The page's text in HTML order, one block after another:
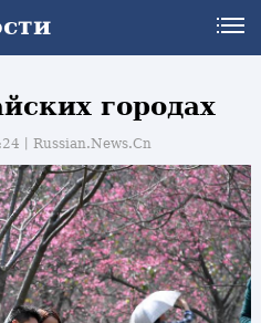
городах
丨Russian.News.Cn